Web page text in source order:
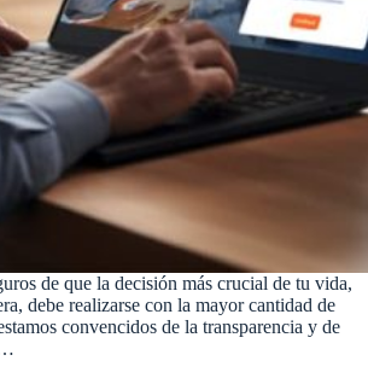
de que la decisión más crucial de tu vida,
debe realizarse con la mayor cantidad de
convencidos de la transparencia y de